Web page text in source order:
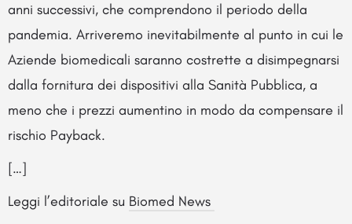
anni successivi, che comprendono il periodo della
pandemia. Arriveremo inevitabilmente al punto in cui le
Aziende biomedicali saranno costrette a disimpegnarsi
dalla fornitura dei dispositivi alla Sanità Pubblica, a
meno che i prezzi aumentino in modo da compensare il
rischio Payback.
[…]
Leggi l’editoriale su Biomed News